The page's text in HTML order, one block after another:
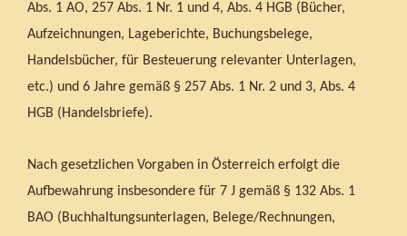
Abs. 1 AO, 257 Abs. 1 Nr. 1 und 4, Abs. 4 HGB (Bücher,
Aufzeichnungen, Lageberichte, Buchungsbelege,
Handelsbücher, für Besteuerung relevanter Unterlagen,
etc.) und 6 Jahre gemäß § 257 Abs. 1 Nr. 2 und 3, Abs. 4
HGB (Handelsbriefe).
Nach gesetzlichen Vorgaben in Österreich erfolgt die
Aufbewahrung insbesondere für 7 J gemäß § 132 Abs. 1
BAO (Buchhaltungsunterlagen, Belege/Rechnungen,